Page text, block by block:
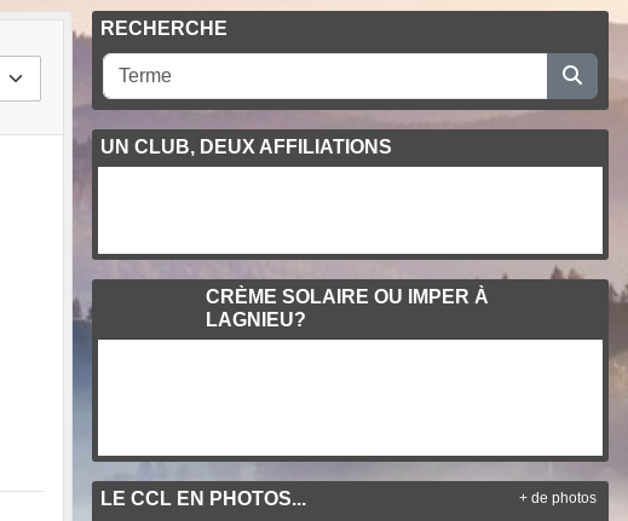
RECHERCHE
UN CLUB, DEUX AFFILIATIONS
CRÈME SOLAIRE OU IMPER À
LAGNIEU?
LE CCL EN PHOTOS... + de photos